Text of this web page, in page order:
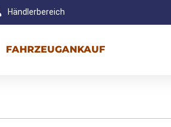
Händlerbereich
FAHRZEUGANKAUF